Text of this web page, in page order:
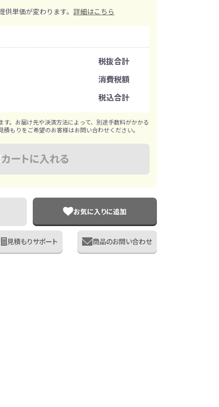
和のノベルティ特集
※既製品サンプルは各色3個まで
単価が変わります。 詳細はこちら
税抜合計
消費税額
税込合計
す。お届け先や決済方法によって、別途手数料がかかる
もりをご希望のお客様はお問い合わせください。
カートに入れる
お気に入りに追加
見積もりサポート 商品のお問い合わせ